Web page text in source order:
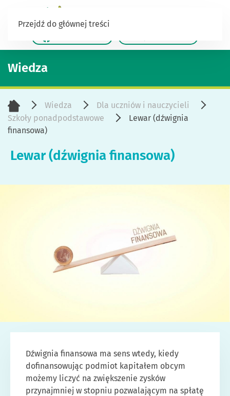
Przejdź do głównej treści
Wiedza
Wiedza
Dla uczniów i nauczycieli
Szkoły ponadpodstawowe
Lewar (dźwignia
finansowa)
Lewar (dźwignia finansowa)
Dźwignia finansowa ma sens wtedy, kiedy
dofinansowując podmiot kapitałem obcym
możemy liczyć na zwiększenie zysków
przynajmniej w stopniu pozwalającym na spłatę